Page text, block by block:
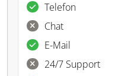
Telefon
Chat
E-Mail
24/7 Support